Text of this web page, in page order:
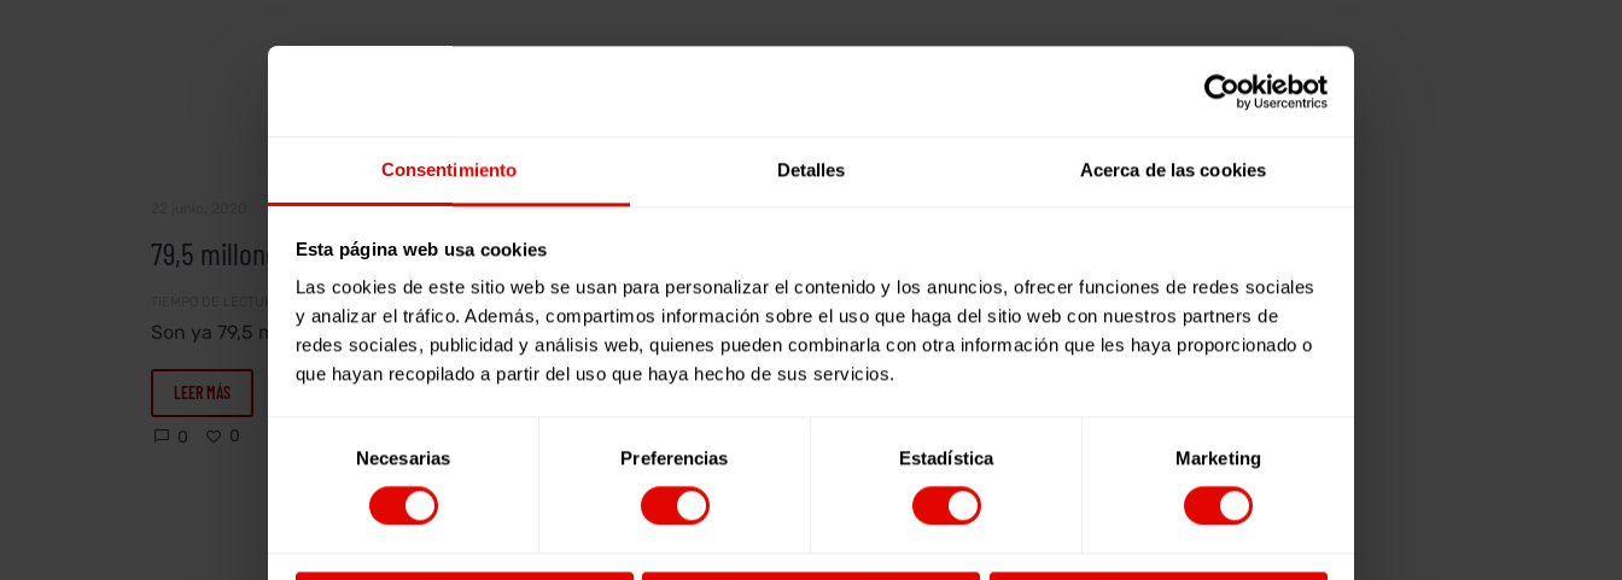
Consentimiento Detalles Acerca de las cookies
Esta página web usa cookies
Las cookies de este sitio web se usan para personalizar el contenido y los anuncios, ofrecer funciones de redes sociales
y analizar el tráfico. Además, compartimos información sobre el uso que haga del sitio web con nuestros partners de
redes sociales, publicidad y análisis web, quienes pueden combinarla con otra información que les haya proporcionado o
que hayan recopilado a partir del uso que haya hecho de sus servicios.
consentimiento
Necesarias Preferencias Estadística Marketing
millones
de
79,5 millones de rostros
Son ya 79,5 millones las personas que
se encuentran desplazadas
forzosamente en el mundo. De nuevo,
la cifra no ha…
LEER MÁS
0 0